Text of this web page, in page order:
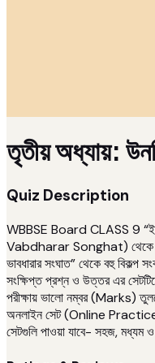
তৃতীয় অধ্যায়:
Quiz Description
WBBSE Board CLASS 9
Vabdharar Songhat) থেকে
ভাবধারার সংঘাত” থেকে বহু
সংক্ষিপ্ত প্রশ্ন ও উত্তর এর
পরীক্ষায় ভালো নম্বর (Marks)
অনলাইন সেট (Online Practice
সেটগুলি পাওয়া যাবে- সহজ, মধ্যম